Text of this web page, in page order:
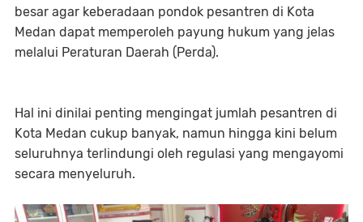
besar agar keberadaan pondok pesantren di Kota
Medan dapat memperoleh payung hukum yang jelas
melalui Peraturan Daerah (Perda).
Hal ini dinilai penting mengingat jumlah pesantren di
Kota Medan cukup banyak, namun hingga kini belum
seluruhnya terlindungi oleh regulasi yang mengayomi
secara menyeluruh.